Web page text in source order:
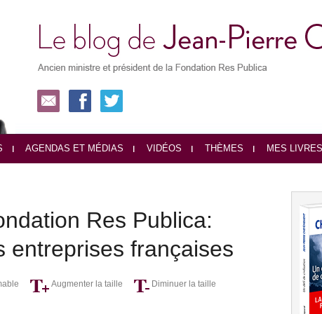
AGENDAS ET MÉDIAS VIDÉOS THÈMES MES LIVRES
Res Publica:
entreprises françaises
Augmenter la taille Diminuer la taille